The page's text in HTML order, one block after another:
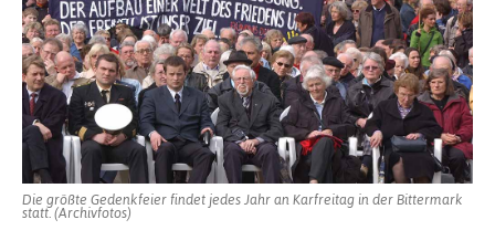
Die größte Gedenkfeier findet jedes Jahr an Karfreitag in der Bittermark
statt. (Archivfotos)